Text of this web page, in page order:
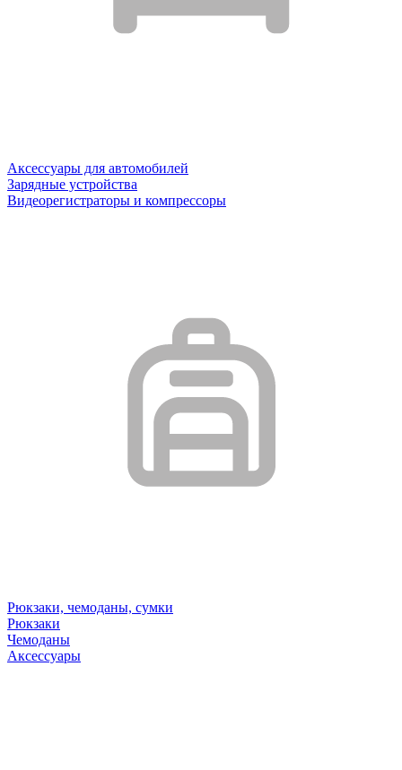
Аксессуары для автомобилей
Зарядные устройства
Видеорегистраторы и компрессоры
Рюкзаки, чемоданы, сумки
Рюкзаки
Чемоданы
Аксессуары